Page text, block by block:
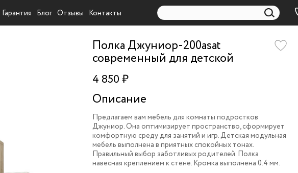
Гарантия Блог Отзывы Контакты
Полка Джуниор-200asat
современный для детской
4 850 ₽
Описание
Предлагаем вам мебель для комнаты подростков
Джуниор. Она оптимизирует пространство, сформирует
комфортную среду для занятий и игр. Детская модульная
мебель выполнена в приятных спокойных тонах.
Правильный выбор заботливых родителей. Полка
навесная креплением к стене. Кромка выполнена 0.4 мм.